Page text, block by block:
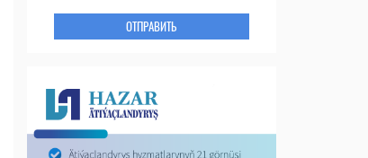
ОТПРАВИТЬ